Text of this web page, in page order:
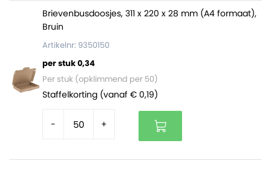
Brievenbusdoosjes, 311 x 220 x 28 mm (A4 formaat),
Bruin
Artikelnr: 9350150
per stuk 0,34
Per stuk (opklimmend per 50)
Staffelkorting (vanaf € 0,19)
- +